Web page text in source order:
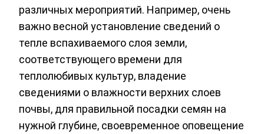
различных мероприятий. Например, очень
важно весной установление сведений о
тепле вспахиваемого слоя земли,
соответствующего времени для
теплолюбивых культур, владение
сведениями о влажности верхних слоев
почвы, для правильной посадки семян на
нужной глубине, своевременное оповещение